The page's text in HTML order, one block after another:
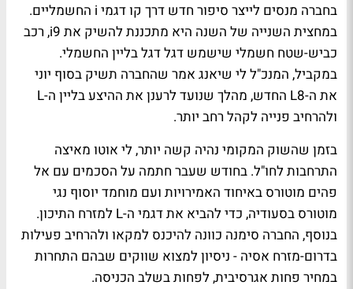
בחברה מנסים לייצר סיפור חדש דרך קו דגמי i החשמליים.
במחצית השנייה של השנה היא מתכננת להשיק את i9, רכב
כביש-שטח חשמלי שישמש דגל דגל בליין החשמלי.
במקביל, המנכ"ל לי שיאנג אמר שהחברה תשיק בסוף יוני
את ה-L8 החדש, מהלך שנועד לרענן את ההיצע בליין ה-L
ולהרחיב פנייה לקהל רחב יותר.
בזמן שהשוק המקומי נהיה קשה יותר, לי אוטו מאיצה
התרחבות לחו"ל. בחודש שעבר חתמה על הסכמים עם אל
פהים מוטורס באיחוד האמירויות ועם מוחמד יוסוף נגי
מוטורס בסעודיה, כדי להביא את דגמי ה-L למזרח התיכון.
בנוסף, החברה סימנה כוונה להיכנס למקאו ולהרחיב פעילות
בדרום-מזרח אסיה - ניסיון למצוא שווקים שבהם התחרות
במחיר פחות אגרסיבית, לפחות בשלב הכניסה.